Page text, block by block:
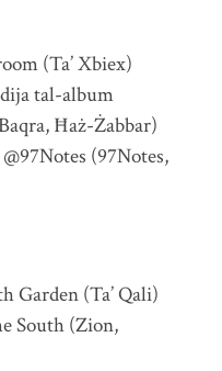
(Ta’ Xbiex)
tal-album
Ħaż-Żabbar)
(97Notes,
Garden (Ta’ Qali)
South (Zion,